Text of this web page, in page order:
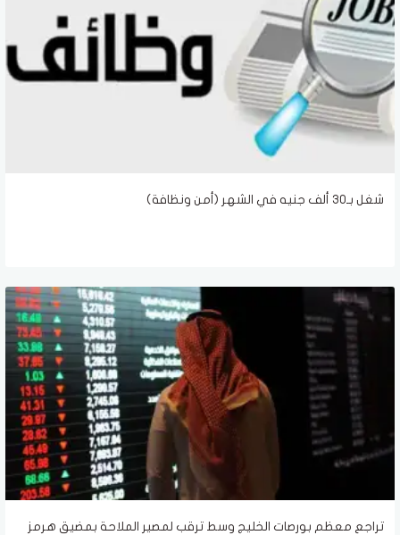
شغل بـ30 ألف جنيه في الشهر (أمن ونظافة)
تراجع معظم بورصات الخليج وسط ترقب لمصير الملاحة بمضيق هرمز